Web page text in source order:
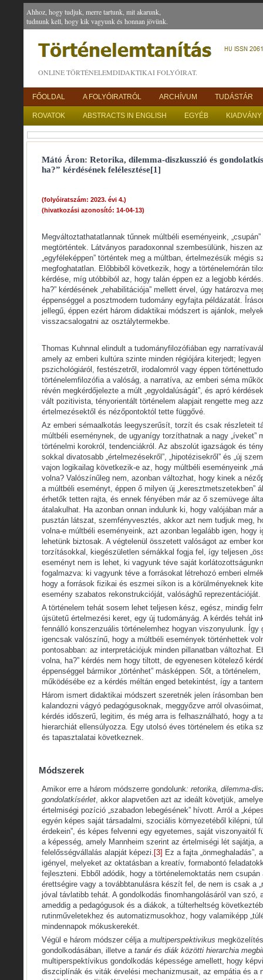
Ahhoz, hogy tudjuk, merre tartunk, mit akarunk,
tudnunk kell, hogy kik vagyunk és honnan jövünk.
ONLINE TÖRTÉNELEMDIDAKTIKAI FOLYÓIRAT.
FŐOLDAL A FOLYÓIRATRÓL ARCHÍVUM TUDÁSTÁR
ROVATOK ABSTRACTS IN ENGLISH EGYÉB
Mátó Áron: Retorika, dilemma-diszkusszió és
ha?” kérdésének felélesztése[1]
(folyóiratszám: 2023. évi 4.)
(hivatkozási azonosító: 14-04-13)
Megváltoztathatatlannak tűnnek múltbéli eseményeink,
megtörténtek. Látványos paradoxonnal szembesülünk, hiszen
„egyféleképpen” történtek meg a múltban, értelmezésük mégis
megfoghatatlan. Előbbiből következik, hogy a történelemórán
kérdése, míg utóbbiból az, hogy talán éppen ez a legjobb
ha?” kérdésének „rehabilitációja” mellett érvel, úgy határozva
éppenséggel a posztmodern tudomány egyfajta példázatát.
jellegű, éppen ezért három didaktikai módszert is ajánlok,
visszacsalogatni az osztálytermekbe.
Thomas Kuhnnal elindult a tudományfilozófiában egy
amely az emberi kultúra szinte minden régiójára kiterjedt;
pszichológiáról, festészetről, irodalomról vagy éppen
történelemfilozófia a valóság, a narratíva, az emberi séma
révén megkérdőjelezte a múlt „egyoldalúságát”, és apró
vált pozitivista, tényorientált történelem alapjait rengette meg
értelmezésektől és nézőpontoktól tette függővé.
Az emberi sémaalkotás leegyszerűsít, torzít és csak részleteit
múltbéli eseménynek, de ugyanígy torzíthatnak a nagy „íveket”
történelmi korokról, tendenciákról. Az abszolút igazságok és
sokkal divatosabb „értelmezésekről”, „hipotézisekről” és „új
vajon logikailag következik-e az, hogy múltbéli eseményeink
volna? Valószínűleg nem, azonban változhat, hogy kinek a
a múltbéli eseményt, éppen ő milyen új „keresztmetszetekben”
érhetők tetten rajta, és ennek fényében már az ő szemüvege
átalakulhat. Ha azonban onnan indulunk ki, hogy valójában már
pusztán látszat, szemfényvesztés, akkor azt nem tudjuk meg,
volna-e múltbéli eseményeink, azt azonban legalább igen, hogy
lehetünk biztosak. A végtelenül összetett valóságot az ember
torzításokkal, kiegészületlen sémákkal fogja fel, így teljesen
eseményt nem is lehet, ki vagyunk téve saját
fogalmazva: ki vagyunk téve a forrásokat létrehozó emberi
hogy a források fizikai és eszmei síkon is a körülményeknek
esemény szabatos rekonstrukcióját, valósághű reprezentációját.
A történelem tehát sosem lehet teljesen kész, egész, mindig
újsütetű értelmezési keret, egy új tudományág. A kérdés tehát
fennálló konszenzuális történelemhez hogyan viszonyulunk. Így
igencsak valószínű, hogy a múltbéli események történhettek
pontosabban: az interpretációjuk minden pillanatban változhat.
volna, ha?” kérdés nem hogy tiltott, de egyenesen kötelező
éppenséggel bármikor „történhet” másképpen. Sőt, a
működésébe ez a kérdés méltán enged betekintést, így a
Három ismert didaktikai módszert szeretnék jelen írásomban
kalandozni vágyó pedagógusoknak, meggyőzve arról
kérdés időszerű, legitim, és még arra is felhasználható, hogy a
hierarchiát ellensúlyozza. Egy utolsó éves történelem és etika
és tapasztalatai következnek.
Módszerek
Amikor erre a három módszerre gondolunk: retorika, dilemma-
gondolatkísérlet, akkor alapvetően azt az ideált követjük,
értelmiségi pozíció „szabadon lebegésének” hívott. Arról a
egyén képes saját társadalmi, szociális környezetéből kilépni,
érdekein”, és képes felvenni egy egyetemes, saját viszonyaitól
a képesség, amely Mannheim szerint az értelmiségi lét sajátja,
felelősségvállalás alapját képezi. [3] Ez a fajta „önmeghaladás”,
igényel, melyeket az oktatásban a kreatív, formabontó
fejleszteni. Ebből adódik, hogy a történelemoktatás nem csupán
érettségire vagy a továbbtanulásra készít fel, de nem is csak a
jóval távlatibb tehát. A gondolkodás finomhangolásáról van szó,
ameddig a pedagógusok és a diákok, a túlterheltség
rutinműveletekhez és automatizmusokhoz, hogy valamiképp
mindennapok mókuskerekét.
Végül e három módszer célja a multiperspektivikus
gondolkodásában, illetve a tanár és diák közötti hierarchia
multiperspektívikus gondolkodás képessége amellett, hogy
diszciplínák és viták érvelési mechanizmusait, az empátia és a